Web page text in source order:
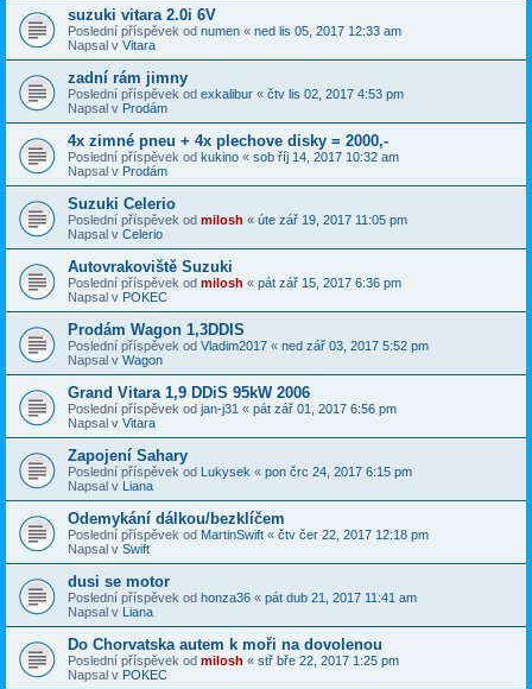
suzuki vitara 2.0i 6V
Poslední příspěvek od numen « ned lis 05, 2017 12:33 am
Napsal v Vitara
zadní rám jimny
Poslední příspěvek od exkalibur « čtv lis 02, 2017 4:53 pm
Napsal v Prodám
4x zimné pneu + 4x plechove disky = 2000,-
Poslední příspěvek od kukino « sob říj 14, 2017 10:32 am
Napsal v Prodám
Suzuki Celerio
Poslední příspěvek od milosh « úte zář 19, 2017 11:05 pm
Napsal v Celerio
Autovrakoviště Suzuki
Poslední příspěvek od milosh « pát zář 15, 2017 6:36 pm
Napsal v POKEC
Prodám Wagon 1,3DDIS
Poslední příspěvek od Vladim2017 « ned zář 03, 2017 5:52 pm
Napsal v Wagon
Grand Vitara 1,9 DDiS 95kW 2006
Poslední příspěvek od jan-j31 « pát zář 01, 2017 6:56 pm
Napsal v Vitara
Zapojení Sahary
Poslední příspěvek od Lukysek « pon črc 24, 2017 6:15 pm
Napsal v Liana
Odemykání dálkou/bezklíčem
Poslední příspěvek od MartinSwift « čtv čer 22, 2017 12:18 pm
Napsal v Swift
dusi se motor
Poslední příspěvek od honza36 « pát dub 21, 2017 11:41 am
Napsal v Liana
Do Chorvatska autem k moři na dovolenou
Poslední příspěvek od milosh « stř bře 22, 2017 1:25 pm
Napsal v POKEC